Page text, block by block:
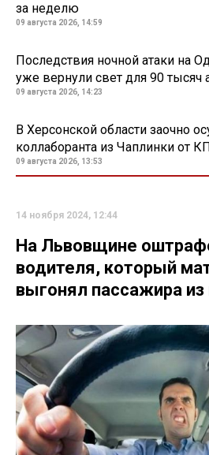
за неделю
09 августа 2026, 14:59
Последствия ночной атаки на
уже вернули свет для 90 тысяч
09 августа 2026, 14:23
В Херсонской области заочно
коллаборанта из Чаплинки от
09 августа 2026, 13:53
14 ноября 2024, 12:44
На Львовщине
водителя, который
выгонял пассажира